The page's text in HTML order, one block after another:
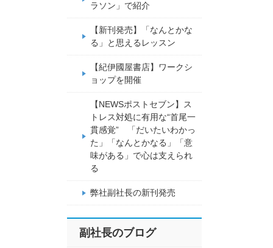
ラソン」で紹介
【新刊発売】「なんとかな
る」と思えるレッスン
【紀伊國屋書店】ワークシ
ョップを開催
【NEWSポストセブン】ス
トレス対処に有用な“首尾一
貫感覚” 「だいたいわかっ
た」「なんとかなる」「意
味がある」で心は支えられ
る
弊社副社長の新刊発売
副社長のブログ